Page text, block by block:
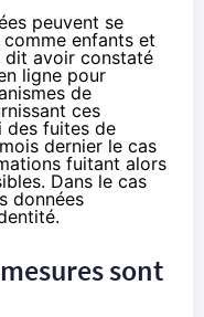
peuvent se
enfants et
dit avoir constaté
ligne pour
de
ces
des fuites de
dernier le cas
fuitant alors
Dans le cas
données
sont